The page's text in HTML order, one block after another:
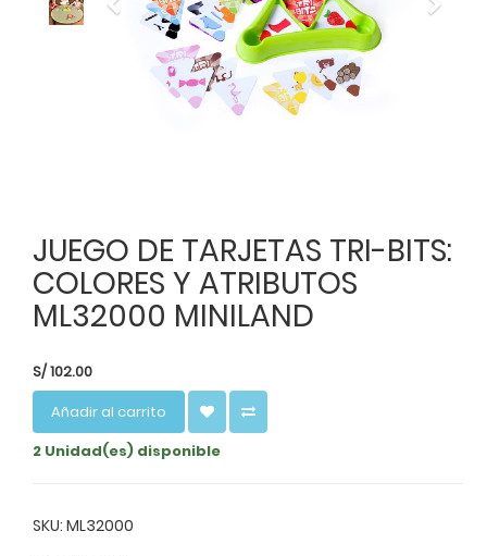
Previous
JUEGO DE TARJETAS TRI-BITS:
COLORES Y ATRIBUTOS
ML32000 MINILAND
S/102.00
Añadir al carrito
2 Unidad(es) disponible
SKU: ML32000